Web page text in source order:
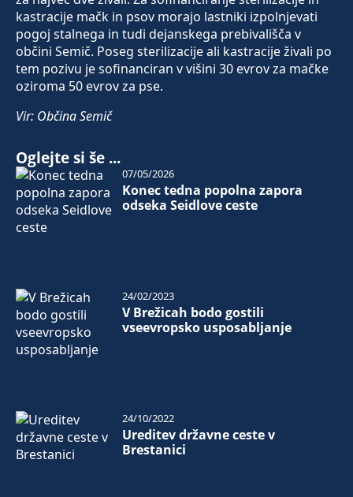
kastracije mačk in psov morajo lastniki izpolnjevati
pogoj stalnega in tudi dejanskega prebivališča v
občini Semič. Poseg sterilizacije ali kastracije živali po
tem pozivu je sofinanciran v višini 30 evrov za mačke
oziroma 50 evrov za pse.
Vir: Občina Semič
Oglejte si še ...
Konec tedna popolna zapora
odseka Seidlove ceste
07/05/2026
V Brežicah bodo gostili
vseevropsko usposabljanje
24/02/2023
Ureditev državne ceste v
Brestanici
24/10/2022